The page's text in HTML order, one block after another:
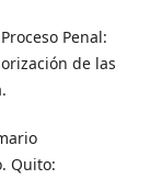
Penal:
de las
Quito: